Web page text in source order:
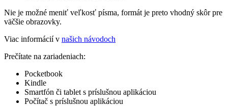
Nie je možné meniť veľkosť písma, formát je preto vhodný skôr pre
väčšie obrazovky.
Viac informácií v našich návodoch
Prečítate na zariadeniach:
Pocketbook
Kindle
Smartfón či tablet s príslušnou aplikáciou
Počítač s príslušnou aplikáciou